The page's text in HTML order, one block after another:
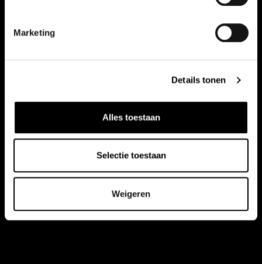
Marketing
Details tonen
Alles toestaan
Selectie toestaan
Weigeren